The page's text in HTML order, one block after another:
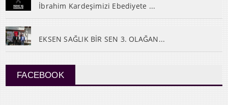
İbrahim Kardeşimizi Ebediyete ...
EKSEN SAĞLIK BİR SEN 3. OLAĞAN...
FACEBOOK